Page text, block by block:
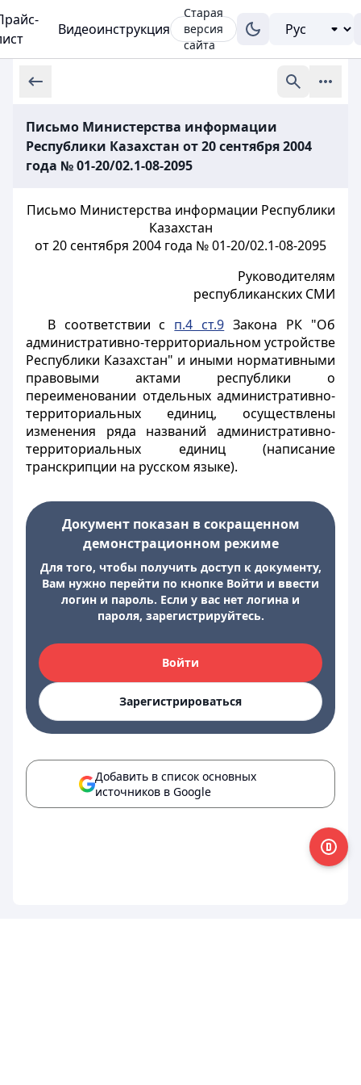
Видеоинструкция
Старая
версия
сайта
Письмо Министерства информации
Республики Казахстан от 20 сентября 2004
года № 01-20/02.1-08-2095
Письмо Министерства информации Республики
Казахстан
от 20 сентября 2004 года № 01-20/02.1-08-2095
Руководителям
республиканских СМИ
В соответствии с п.4 ст.9 Закона РК "Об
административно-территориальном устройстве
Республики Казахстан" и иными нормативными
правовыми актами республики о
переименовании отдельных административно-
территориальных единиц, осуществлены
изменения ряда названий административно-
территориальных единиц (написание
транскрипции на русском языке).
Документ показан в сокращенном
демонстрационном режиме
Для того, чтобы получить доступ к документу,
Вам нужно перейти по кнопке Войти и ввести
логин и пароль. Если у вас нет логина и
пароля, зарегистрируйтесь.
Войти
Зарегистрироваться
Добавить в список основных
источников в Google